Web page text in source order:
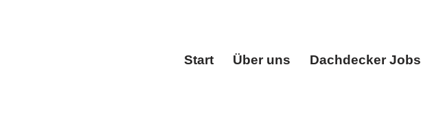
Start Über uns Dachdecker Jobs